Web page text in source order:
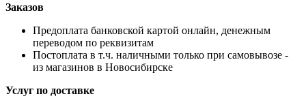
Заказов
Предоплата банковской картой онлайн, денежным
переводом по реквизитам
Постоплата в т.ч. наличными только при самовывозе -
из магазинов в Новосибирске
Услуг по доставке